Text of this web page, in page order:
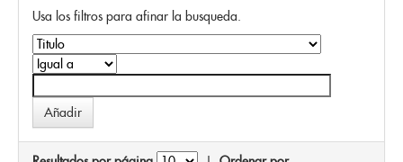
Usa los filtros para afinar la busqueda.